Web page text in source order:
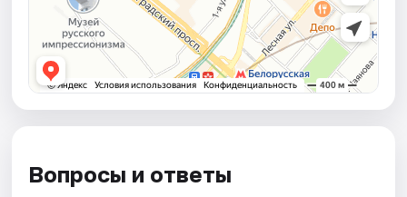
Вопросы и ответы